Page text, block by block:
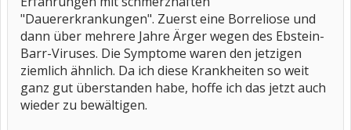
"Dauererkrankungen". Zuerst eine Borreliose und
dann über mehrere Jahre Ärger wegen des Ebstein-
Barr-Viruses. Die Symptome waren den jetzigen
ziemlich ähnlich. Da ich diese Krankheiten so weit
ganz gut überstanden habe, hoffe ich das jetzt auch
wieder zu bewältigen.